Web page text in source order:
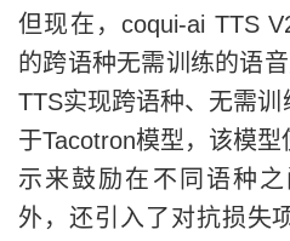
但现在，coqui-ai TTS
的跨语种无需训练的语
TTS实现跨语种、无需
于Tacotron模型，该模
示来鼓励在不同语种
外，还引入了对抗损失